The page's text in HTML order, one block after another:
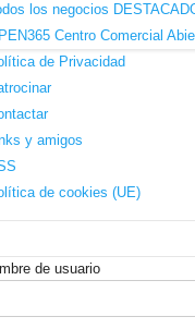
los negocios
Centro Comercial
de Privacidad
y amigos
de cookies (UE)
de usuario